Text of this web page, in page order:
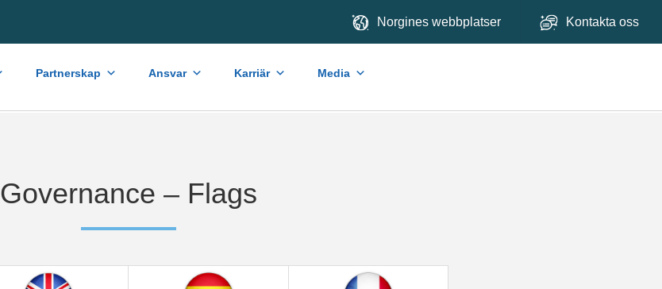
Norgines webbplatser Kontakta oss
Partnerskap Ansvar Karriär Media
Governance – Flags